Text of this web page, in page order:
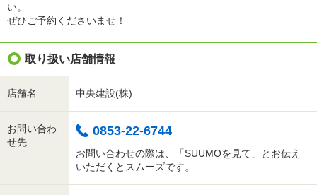
い。
ぜひご予約くださいませ！
取り扱い店舗情報
店舗名 中央建設(株)
お問い合わ
せ先
0853-22-6744
お問い合わせの際は、「SUUMOを見て」とお伝え
いただくとスムーズです。